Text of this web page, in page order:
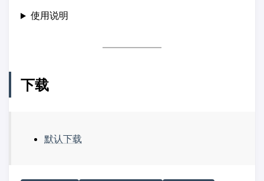
使用说明
下载
默认下载